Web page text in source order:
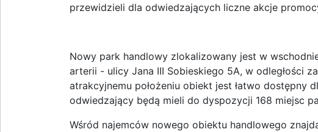
przewidzieli dla odwiedzających liczne akcje
Nowy park handlowy zlokalizowany jest w
arterii - ulicy Jana III Sobieskiego 5A, w odległości
atrakcyjnemu położeniu obiekt jest łatwo dostępny
odwiedzający będą mieli do dyspozycji 168 miejsc
Wśród najemców nowego obiektu handlowego